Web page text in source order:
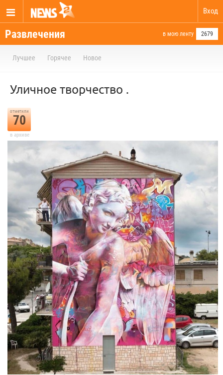
Вход
Развлечения в мою ленту 2679
Лучшее Горячее Новое
Уличное творчество .
отметили
70
в архиве